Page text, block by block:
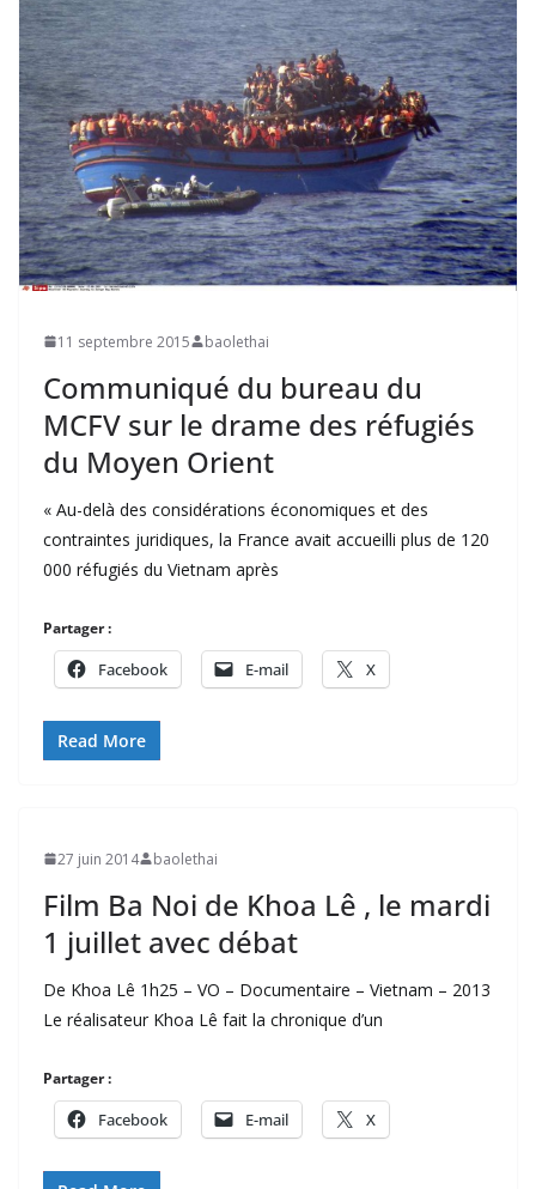
11 septembre 2015 baolethai
Communiqué du bureau du
MCFV sur le drame des réfugiés
du Moyen Orient
« Au-delà des considérations économiques et des
contraintes juridiques, la France avait accueilli plus de 120
000 réfugiés du Vietnam après
Partager :
Facebook E-mail X
Read More
27 juin 2014 baolethai
Film Ba Noi de Khoa Lê , le mardi
1 juillet avec débat
De Khoa Lê 1h25 – VO – Documentaire – Vietnam – 2013
Le réalisateur Khoa Lê fait la chronique d’un
Partager :
Facebook E-mail X